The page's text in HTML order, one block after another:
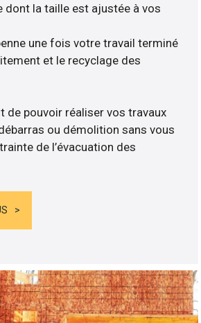
dont la taille est ajustée à vos
une fois votre travail terminé
et le recyclage des
de pouvoir réaliser vos travaux
ou démolition sans vous
de l’évacuation des